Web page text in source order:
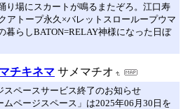
り場にスカートが鳴るまたぞろ。江口寿
アトープ永久×バレットスローループウマ
暮らしBATON=RELAY神様になった日ぼ
マチキネマ サメマチオ
スペースサービス終了のお知らせ
ムページスペース」は2025年06月30日を